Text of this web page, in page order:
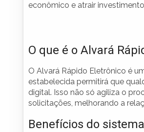
econômico e atrair
O que é o Alvará
O Alvará Rápido Eletrônico é
estabelecida permitirá que
digital. Isso não só agiliza o
solicitações, melhorando a
Benefícios do